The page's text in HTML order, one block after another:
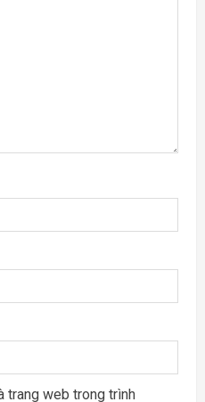
trang web trong trình